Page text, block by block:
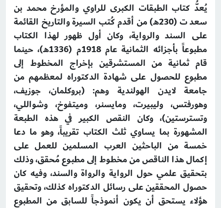
يُعدُّ كتاب الطبقات الكبرى للراوي والمؤرخ محمد بن
سعد ت (230هـ) من أقدم كُتب السيرة والتاريخ القائمة
على السند والرواية، وكان أول ظهور لهذا الكتاب
مطبوعاً بأجزائه الثمانية عام 1918م (1336هـ)، حينما
قام ثمانية من المستشرقين بإخراج المخطوط إلى
مطبوع للحصول على شهادة الدكتوراه لمعظمهم من
جامعة لايدن الهولندية وهم: (بروكلمان، جوزيف،
وهورفتس، وليبيرت، ومايسنر، وميتفوخ، وشواللي،
وتسترستين)، وكان النقص الكبير في هذه الطبعة
المشهورة بما يساوي ثلث الكتاب تقريباً، وهو ما دعا
خمسة من الباحثين العرب المسلمين للعمل على
إكمال هذا الناقص من مخطوط إلى مطبوع مُحقق، وذلك
بتحقيق علمي حول الرواية والرواة والسند، وفيه كان
حصول المحققين على رسائل الدكتوراه كذلك، وتحقيق
هؤلاء يستحق أن يكون أنموذجاً للسابق من المطبوع